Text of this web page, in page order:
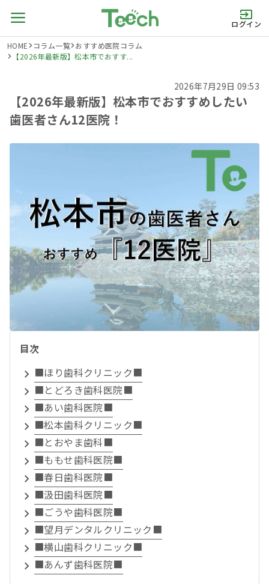
ログイン
HOME コラム一覧 おすすめ医院コラム
【2026年最新版】松本市でおすす...
2026年7月29日 09:53
【2026年最新版】松本市でおすすめしたい
歯医者さん12医院！
目次
■ほり歯科クリニック■
■とどろき歯科医院■
■あい歯科医院■
■松本歯科クリニック■
■とおやま歯科■
■ももせ歯科医院■
■春日歯科医院■
■汲田歯科医院■
■ごうや歯科医院■
■望月デンタルクリニック■
■横山歯科クリニック■
■あんず歯科医院■